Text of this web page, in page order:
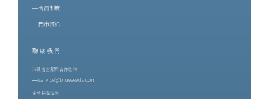
會員制度
門市資訊
聯絡我們
消費者客服與合作邀約
service@blueseeds.com
企業採購洽詢